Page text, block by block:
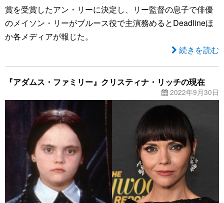
賞を受賞したアン・リーに決定し、リー監督の息子で俳優
のメイソン・リーがブルース役で主演務めるとDeadlineほ
か各メディアが報じた。
続きを読む
『アダムス・ファミリー』クリスティナ・リッチの現在
2022年9月30日